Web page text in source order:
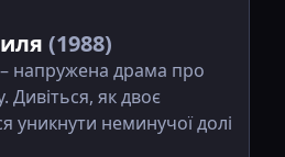
(1988)
напружена драма про
Дивіться, як двоє
уникнути неминучої долі